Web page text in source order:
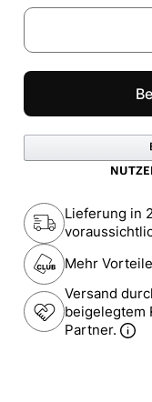
Lieferung in
Mehr
Versand
beigelegtem
Partner.